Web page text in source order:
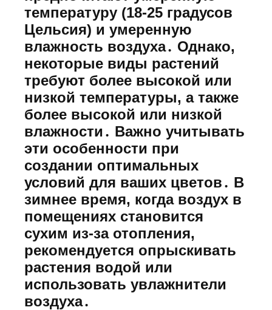
температуру (18-25 градусов
Цельсия) и умеренную
влажность воздуха․ Однако,
некоторые виды растений
требуют более высокой или
низкой температуры, а также
более высокой или низкой
влажности․ Важно учитывать
эти особенности при
создании оптимальных
условий для ваших цветов․ В
зимнее время, когда воздух в
помещениях становится
сухим из-за отопления,
рекомендуется опрыскивать
растения водой или
использовать увлажнители
воздуха․